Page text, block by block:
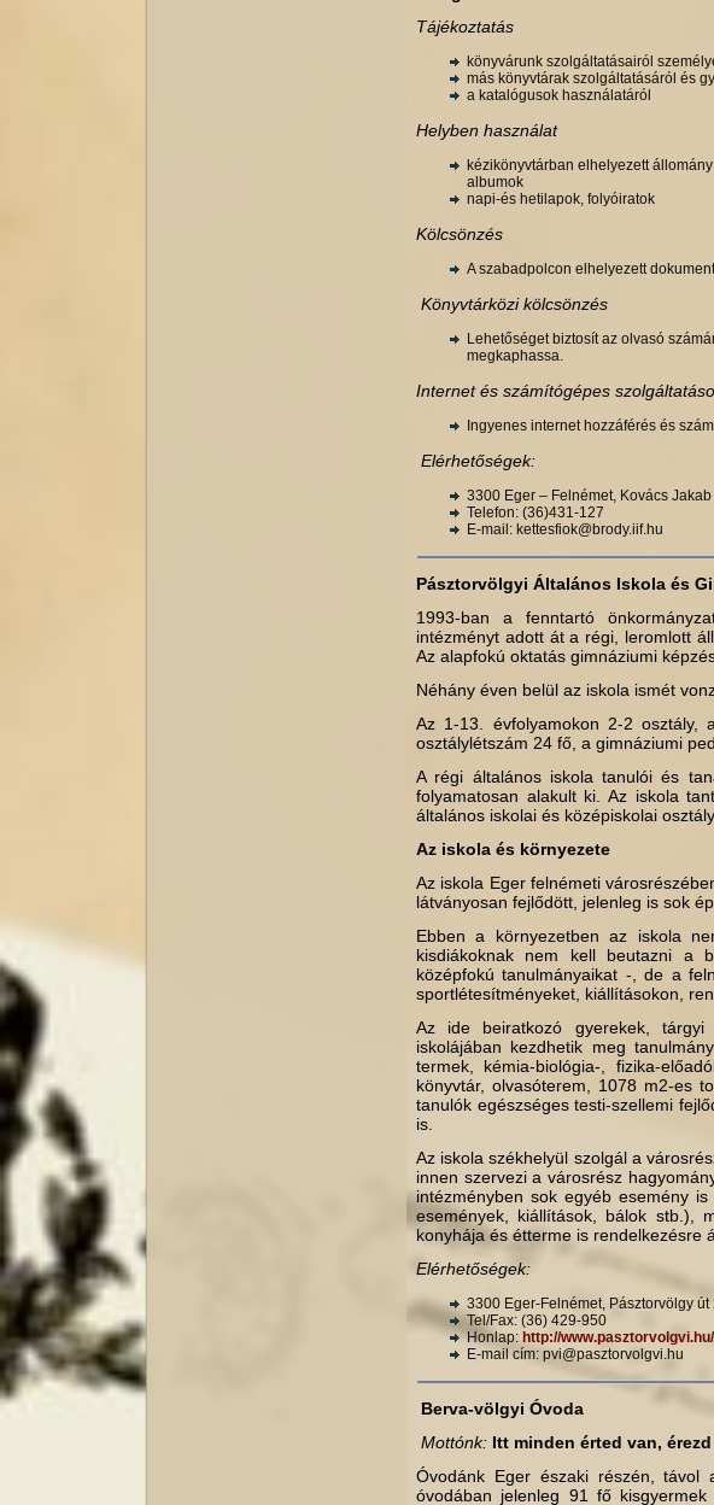
Tájékoztatás
könyvárunk szolgáltatásairól
más könyvtárak szolgáltatásáról és
a katalógusok használatáról
Helyben használat
kézikönyvtárban elhelyezett
albumok
napi-és hetilapok, folyóiratok
Kölcsönzés
A szabadpolcon elhelyezett
Könyvtárközi kölcsönzés
Lehetőséget biztosít az olvasó
megkaphassa.
Internet és számítógépes
Ingyenes internet hozzáférés és
Elérhetőségek:
3300 Eger – Felnémet, Kovács Jakab
Telefon: (36)431-127
E-mail: kettesfiok@brody.iif.hu
Pásztorvölgyi Általános Iskola és
1993-ban a fenntartó
intézményt adott át a régi, leromlott
Az alapfokú oktatás gimnáziumi
Néhány éven belül az iskola ismét
Az 1-13. évfolyamokon 2-2 osztály,
osztálylétszám 24 fő, a gimnáziumi
A régi általános iskola tanulói és
folyamatosan alakult ki. Az iskola
általános iskolai és középiskolai
Az iskola és környezete
Az iskola Eger felnémeti
látványosan fejlődött, jelenleg is sok
Ebben a környezetben az iskola
kisdiákoknak nem kell beutazni a
középfokú tanulmányaikat -, de a
sportlétesítményeket, kiállításokon,
Az ide beiratkozó gyerekek, tárgyi
iskolájában kezdhetik meg
termek, kémia-biológia-, fizika-
könyvtár, olvasóterem, 1078 m2-es
tanulók egészséges testi-szellemi
is.
Az iskola székhelyül szolgál a
innen szervezi a városrész
intézményben sok egyéb esemény
események, kiállítások, bálok stb.),
konyhája és étterme is rendelkezésre
Elérhetőségek:
3300 Eger-Felnémet, Pásztorvölgy út
Tel/Fax: (36) 429-950
Honlap: http://www.pasztorvolgvi.hu/
E-mail cím: pvi@pasztorvolgvi.hu
Berva-völgyi Óvoda
Mottónk: Itt minden érted van,
Óvodánk Eger északi részén, távol
óvodában jelenleg 91 fő